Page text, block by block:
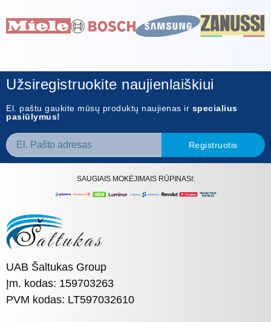
Užsiregistruokite naujienlaiškiui
El. paštu gaukite mūsų produktų naujienas ir specialius
pasiūlymus!
Registruotis
SAUGIAIS MOKĖJIMAIS RŪPINASI:
UAB Šaltukas Group
Įm. kodas: 159703263
PVM kodas: LT597032610